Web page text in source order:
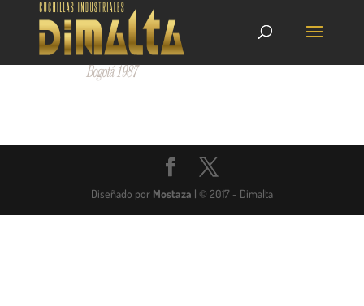
Diseñado por Mostaza | © 2017 - Dimalta